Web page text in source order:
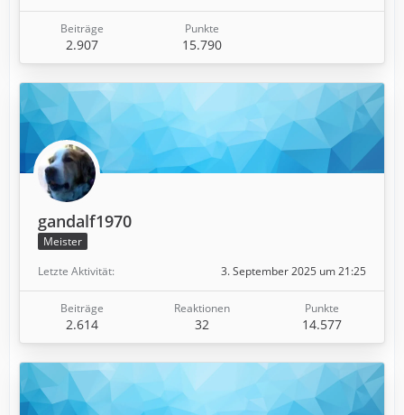
Beiträge
2.907
Punkte
15.790
gandalf1970
Meister
Letzte Aktivität
3. September 2025 um 21:25
Beiträge
2.614
Reaktionen
32
Punkte
14.577